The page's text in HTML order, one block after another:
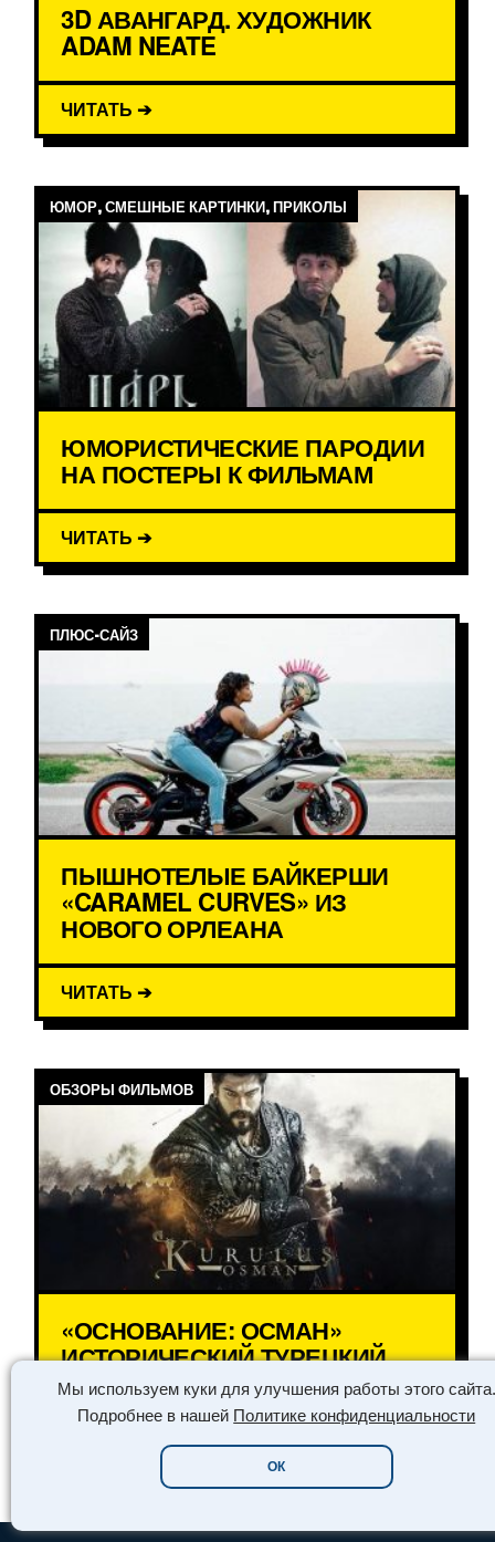
Мы используем куки для улучшения работы этого сайта.
Подробнее в нашей Политике конфиденциальности
ОК
3D АВАНГАРД. ХУДОЖНИК
ADAM NEATE
ЧИТАТЬ ➔
ЮМОР, СМЕШНЫЕ КАРТИНКИ, ПРИКОЛЫ
ЮМОРИСТИЧЕСКИЕ ПАРОДИИ
НА ПОСТЕРЫ К ФИЛЬМАМ
ЧИТАТЬ ➔
ПЛЮС-САЙЗ
ПЫШНОТЕЛЫЕ БАЙКЕРШИ
«CARAMEL CURVES» ИЗ
НОВОГО ОРЛЕАНА
ЧИТАТЬ ➔
ОБЗОРЫ ФИЛЬМОВ
«ОСНОВАНИЕ: ОСМАН»
ИСТОРИЧЕСКИЙ ТУРЕЦКИЙ
СЕРИАЛ